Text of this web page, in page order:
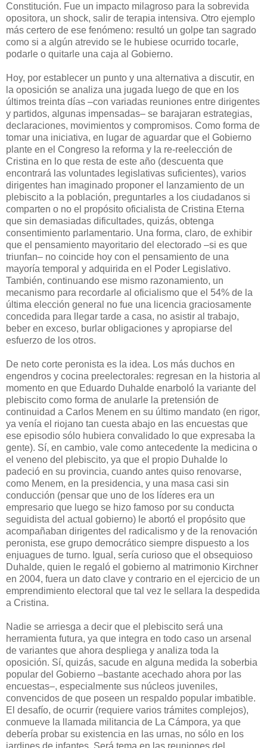
Constitución. Fue un impacto milagroso para la sobrevida
opositora, un shock, salir de terapia intensiva. Otro ejemplo
más certero de ese fenómeno: resultó un golpe tan sagrado
como si a algún atrevido se le hubiese ocurrido tocarle,
podarle o quitarle una caja al Gobierno.
Hoy, por establecer un punto y una alternativa a discutir, en
la oposición se analiza una jugada luego de que en los
últimos treinta días –con variadas reuniones entre dirigentes
y partidos, algunas impensadas– se barajaran estrategias,
declaraciones, movimientos y compromisos. Como forma de
tomar una iniciativa, en lugar de aguardar que el Gobierno
plante en el Congreso la reforma y la re-reelección de
Cristina en lo que resta de este año (descuenta que
encontrará las voluntades legislativas suficientes), varios
dirigentes han imaginado proponer el lanzamiento de un
plebiscito a la población, preguntarles a los ciudadanos si
comparten o no el propósito oficialista de Cristina Eterna
que sin demasiadas dificultades, quizás, obtenga
consentimiento parlamentario. Una forma, claro, de exhibir
que el pensamiento mayoritario del electorado –si es que
triunfan– no coincide hoy con el pensamiento de una
mayoría temporal y adquirida en el Poder Legislativo.
También, continuando ese mismo razonamiento, un
mecanismo para recordarle al oficialismo que el 54% de la
última elección general no fue una licencia graciosamente
concedida para llegar tarde a casa, no asistir al trabajo,
beber en exceso, burlar obligaciones y apropiarse del
esfuerzo de los otros.
De neto corte peronista es la idea. Los más duchos en
engendros y cocina preelectorales: regresan en la historia al
momento en que Eduardo Duhalde enarboló la variante del
plebiscito como forma de anularle la pretensión de
continuidad a Carlos Menem en su último mandato (en rigor,
ya venía el riojano tan cuesta abajo en las encuestas que
ese episodio sólo hubiera convalidado lo que expresaba la
gente). Sí, en cambio, vale como antecedente la medicina o
el veneno del plebiscito, ya que el propio Duhalde lo
padeció en su provincia, cuando antes quiso renovarse,
como Menem, en la presidencia, y una masa casi sin
conducción (pensar que uno de los líderes era un
empresario que luego se hizo famoso por su conducta
seguidista del actual gobierno) le abortó el propósito que
acompañaban dirigentes del radicalismo y de la renovación
peronista, ese grupo democrático siempre dispuesto a los
enjuagues de turno. Igual, sería curioso que el obsequioso
Duhalde, quien le regaló el gobierno al matrimonio Kirchner
en 2004, fuera un dato clave y contrario en el ejercicio de un
emprendimiento electoral que tal vez le sellara la despedida
a Cristina.
Nadie se arriesga a decir que el plebiscito será una
herramienta futura, ya que integra en todo caso un arsenal
de variantes que ahora despliega y analiza toda la
oposición. Sí, quizás, sacude en alguna medida la soberbia
popular del Gobierno –bastante acechado ahora por las
encuestas–, especialmente sus núcleos juveniles,
convencidos de que poseen un respaldo popular imbatible.
El desafío, de ocurrir (requiere varios trámites complejos),
conmueve la llamada militancia de La Cámpora, ya que
debería probar su existencia en las urnas, no sólo en los
jardines de infantes. Será tema en las reuniones del